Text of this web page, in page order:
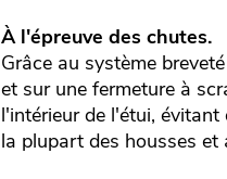
À l'épreuve des chutes.
Grâce au système
et sur une fermeture à
l'intérieur de l'étui,
la plupart des housses